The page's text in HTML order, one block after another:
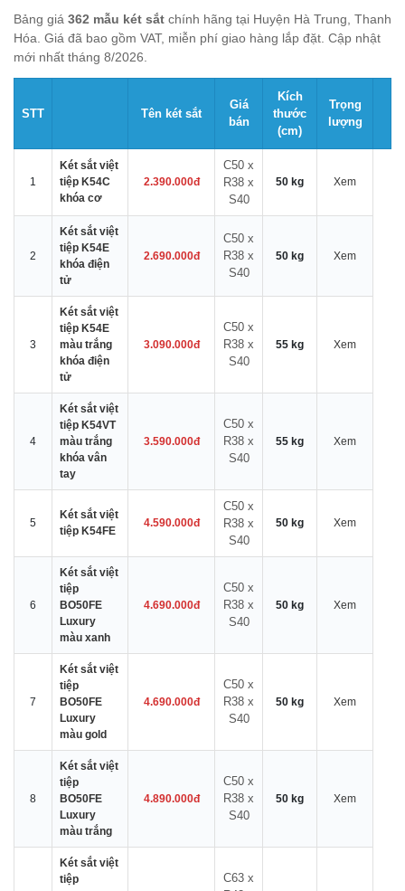
Bảng giá 362 mẫu két sắt chính hãng tại Huyện Hà Trung, Thanh
Hóa. Giá đã bao gồm VAT, miễn phí giao hàng lắp đặt. Cập nhật
mới nhất tháng 8/2026.
STT Tên két sắt
Giá
bán
Kích
thước
(cm)
Trọng
lượng
1
Két sắt việt
tiệp K54C
khóa cơ
2.390.000đ
C50 x
R38 x
S40
50 kg Xem
2
Két sắt việt
tiệp K54E
khóa điện
tử
2.690.000đ
C50 x
R38 x
S40
50 kg Xem
3
Két sắt việt
tiệp K54E
màu trắng
khóa điện
tử
3.090.000đ
C50 x
R38 x
S40
55 kg Xem
4
Két sắt việt
tiệp K54VT
màu trắng
khóa vân
tay
3.590.000đ
C50 x
R38 x
S40
55 kg Xem
5
Két sắt việt
tiệp K54FE
4.590.000đ
C50 x
R38 x
S40
50 kg Xem
6
Két sắt việt
tiệp
BO50FE
Luxury
màu xanh
4.690.000đ
C50 x
R38 x
S40
50 kg Xem
7
Két sắt việt
tiệp
BO50FE
Luxury
màu gold
4.690.000đ
C50 x
R38 x
S40
50 kg Xem
8
Két sắt việt
tiệp
BO50FE
Luxury
màu trắng
4.890.000đ
C50 x
R38 x
S40
50 kg Xem
Két sắt việt
tiệp
C63 x